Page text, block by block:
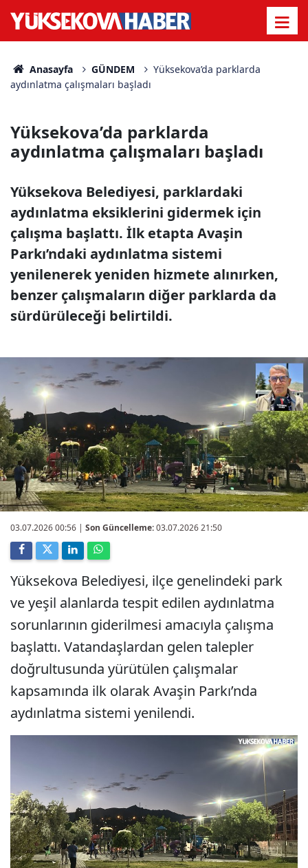
Anasayfa GÜNDEM
Yüksekova’da parklarda
aydınlatma çalışmaları başladı
Yüksekova’da parklarda
aydınlatma çalışmaları başladı
Yüksekova Belediyesi, parklardaki
aydınlatma eksiklerini gidermek için
çalışma başlattı. İlk etapta Avaşin
Parkı’ndaki aydınlatma sistemi
yenilenerek yeniden hizmete alınırken,
benzer çalışmaların diğer parklarda da
sürdürüleceği belirtildi.
03.07.2026 00:56 | Son Güncelleme:03.07.2026 21:50
Yüksekova Belediyesi, ilçe genelindeki park
ve yeşil alanlarda tespit edilen aydınlatma
sorunlarının giderilmesi amacıyla çalışma
başlattı. Vatandaşlardan gelen talepler
doğrultusunda yürütülen çalışmalar
kapsamında ilk olarak Avaşin Parkı’nda
aydınlatma sistemi yenilendi.